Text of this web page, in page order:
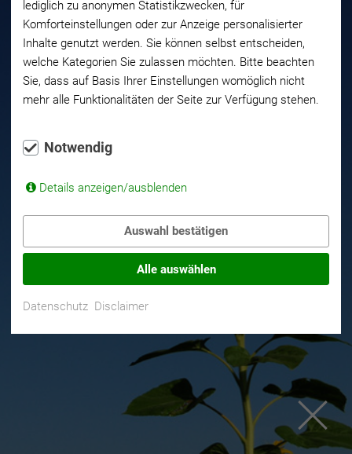
lediglich zu anonymen Statistikzwecken, für
Komforteinstellungen oder zur Anzeige personalisierter
Inhalte genutzt werden. Sie können selbst entscheiden,
welche Kategorien Sie zulassen möchten. Bitte beachten
Sie, dass auf Basis Ihrer Einstellungen womöglich nicht
mehr alle Funktionalitäten der Seite zur Verfügung stehen.
Notwendig
Details anzeigen/ausblenden
Auswahl bestätigen
Alle auswählen
Datenschutz Disclaimer